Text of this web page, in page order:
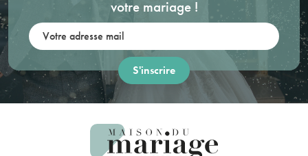
votre mariage !